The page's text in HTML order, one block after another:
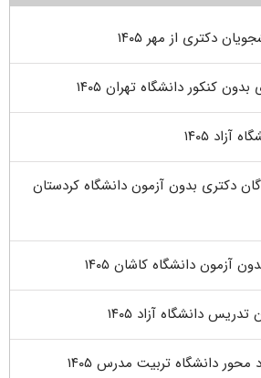
دکتری از مهر ۱۴۰۵
کنکور دانشگاه تهران ۱۴۰۵
۱۴۰۵
دکتری بدون آزمون دانشگاه کردستان
دانشگاه کاشان ۱۴۰۵
دانشگاه آزاد ۱۴۰۵
محور دانشگاه تربیت مدرس ۱۴۰۵